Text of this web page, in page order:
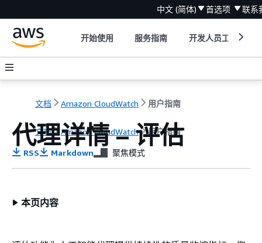
中文 (简体) 首选项 联系
开始使用 服务指南 开发人员工具
文档 Amazon CloudWatch 用户指南
文档 Amazon CloudWatch 用户指南
代理详情 – 评估
RSS Markdown 聚焦模式
本页内容